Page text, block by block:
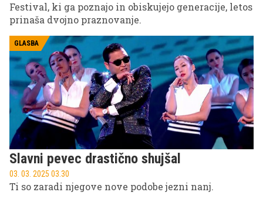
Festival, ki ga poznajo in obiskujejo generacije, letos
prinaša dvojno praznovanje.
GLASBA
Slavni pevec drastično shujšal
03. 03. 2025 03.30
Ti so zaradi njegove nove podobe jezni nanj.